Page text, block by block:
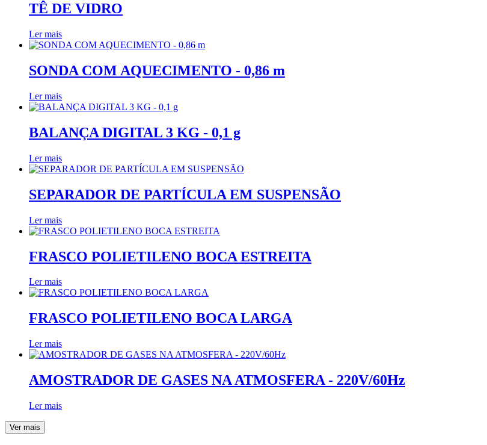
TÊ DE VIDRO
Ler mais
SONDA COM AQUECIMENTO - 0,86 m
Ler mais
BALANÇA DIGITAL 3 KG - 0,1 g
Ler mais
SEPARADOR DE PARTÍCULA EM SUSPENSÃO
Ler mais
FRASCO POLIETILENO BOCA ESTREITA
Ler mais
FRASCO POLIETILENO BOCA LARGA
Ler mais
AMOSTRADOR DE GASES NA ATMOSFERA - 220V/60Hz
Ler mais
Ver mais